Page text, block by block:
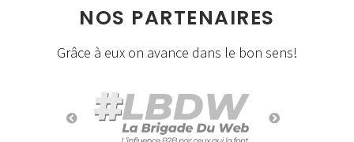
NOS PARTENAIRES
Grâce à eux on avance dans le bon sens!